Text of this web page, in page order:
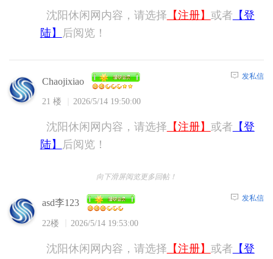
沈阳休闲网内容，请选择 【注册】 或者 【登
陆】
后阅览！
Chaojixiao
21 楼 2026/5/14 19:50:00
发私信
沈阳休闲网内容，请选择 【注册】 或者 【登
陆】
后阅览！
向下滑屏阅览更多回帖！
asd李123
22楼 2026/5/14 19:53:00
发私信
沈阳休闲网内容，请选择 【注册】 或者 【登